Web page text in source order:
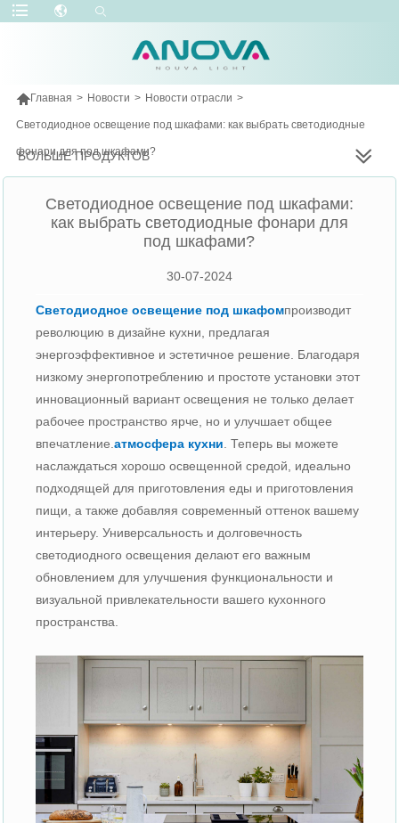
Главная > Новости > Новости отрасли >
Светодиодное освещение под шкафами: как выбрать светодиодные
фонари для под шкафами?
БОЛЬШЕ ПРОДУКТОВ
Светодиодное освещение под шкафами:
как выбрать светодиодные фонари для
под шкафами?
30-07-2024
Светодиодное освещение под шкафомпроизводит
революцию в дизайне кухни, предлагая
энергоэффективное и эстетичное решение. Благодаря
низкому энергопотреблению и простоте установки этот
инновационный вариант освещения не только делает
рабочее пространство ярче, но и улучшает общее
впечатление.атмосфера кухни . Теперь вы можете
наслаждаться хорошо освещенной средой, идеально
подходящей для приготовления еды и приготовления
пищи, а также добавляя современный оттенок вашему
интерьеру. Универсальность и долговечность
светодиодного освещения делают его важным
обновлением для улучшения функциональности и
визуальной привлекательности вашего кухонного
пространства.